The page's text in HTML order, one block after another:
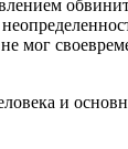
мог
и